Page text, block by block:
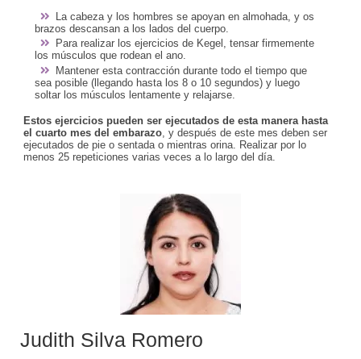
La cabeza y los hombres se apoyan en almohada, y os
brazos descansan a los lados del cuerpo.
Para realizar los ejercicios de Kegel, tensar firmemente
los músculos que rodean el ano.
Mantener esta contracción durante todo el tiempo que
sea posible (llegando hasta los 8 o 10 segundos) y luego
soltar los músculos lentamente y relajarse.
Estos ejercicios pueden ser ejecutados de esta manera hasta
el cuarto mes del embarazo, y después de este mes deben ser
ejecutados de pie o sentada o mientras orina. Realizar por lo
menos 25 repeticiones varias veces a lo largo del día.
Judith Silva Romero